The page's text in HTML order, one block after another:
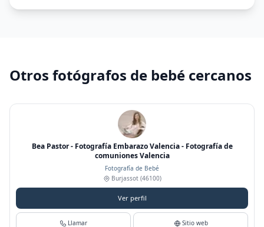
Otros fotógrafos de bebé cercanos
Bea Pastor - Fotografía Embarazo Valencia - Fotografía de
comuniones Valencia
Fotografía de Bebé
Burjassot(46100)
Ver perfil
Llamar Sitio web